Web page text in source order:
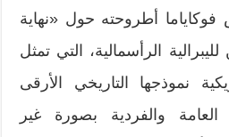
فوكاياما أطروحته حول «نهاية
لليبرالية الرأسمالية، التي تمثل
نموذجها التاريخي الأرقى
والفردية بصورة غير